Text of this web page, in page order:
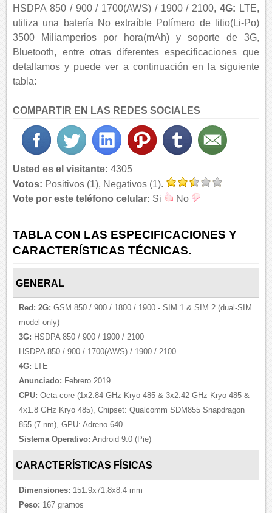
HSDPA 850 / 900 / 1700(AWS) / 1900 / 2100,4G: LTE,
utiliza una batería No extraíble Polímero de litio(Li-Po)
3500 Miliamperios por hora(mAh) y soporte de 3G,
Bluetooth, entre otras diferentes especificaciones que
detallamos y puede ver a continuación en la siguiente
tabla:
COMPARTIR EN LAS REDES SOCIALES
Usted es el visitante: 4305
Votos: Positivos (1), Negativos (1).
Vote por este teléfono celular: Si No
TABLA CON LAS ESPECIFICACIONES Y
CARACTERÍSTICAS TÉCNICAS.
GENERAL
Red: 2G: GSM 850 / 900 / 1800 / 1900 - SIM 1 & SIM 2 (dual-SIM
model only)
3G: HSDPA 850 / 900 / 1900 / 2100
HSDPA 850 / 900 / 1700(AWS) / 1900 / 2100
4G: LTE
Anunciado: Febrero 2019
CPU: Octa-core (1x2.84 GHz Kryo 485 & 3x2.42 GHz Kryo 485 &
4x1.8 GHz Kryo 485), Chipset: Qualcomm SDM855 Snapdragon
855 (7 nm), GPU: Adreno 640
Sistema Operativo: Android 9.0 (Pie)
CARACTERÍSTICAS FÍSICAS
Dimensiones: 151.9x71.8x8.4 mm
Peso: 167 gramos